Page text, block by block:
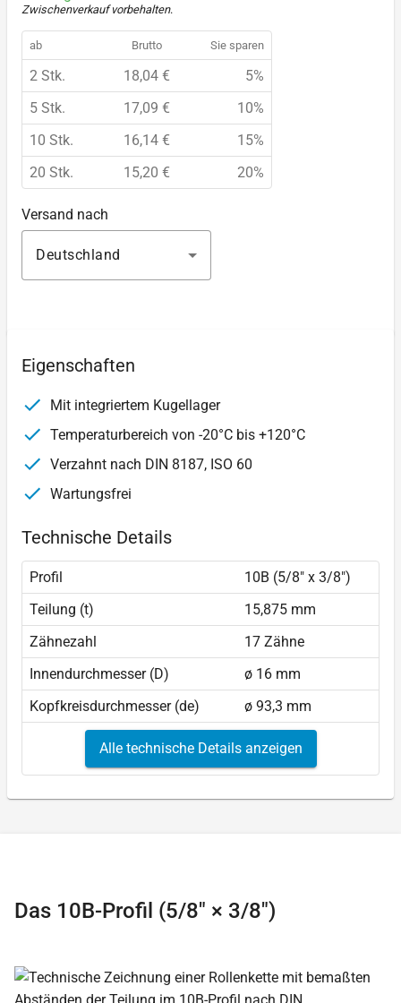
Zwischenverkauf vorbehalten.
ab Brutto Sie sparen
2 Stk. 18,04 €
5%
5 Stk.
17,09 €
10%
10 Stk.
16,14 €
15%
20 Stk.
15,20 € 20%
Versand nach
Deutschland
Eigenschaften
Mit integriertem Kugellager
Temperaturbereich von -20°C bis +120°C
Verzahnt nach DIN 8187, ISO 60
Wartungsfrei
Technische Details
Profil
10B (5/8" x 3/8″)
Teilung (t)
15,875 mm
Zähnezahl
17 Zähne
Innendurchmesser (D)
ø 16 mm
Kopfkreisdurchmesser (de)
ø 93,3 mm
Alle technische Details anzeigen
Das 10B-Profil (5/8″ × 3/8″)